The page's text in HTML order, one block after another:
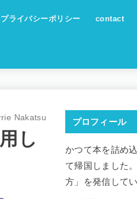
プライバシーポリシー contact
Nakatsu
し
プロフィール
かつて本を詰め
て帰国しました
方」を発信してい